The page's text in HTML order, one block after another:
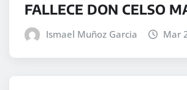
FALLECE DON CELSO
Ismael Muñoz Garcia Mar